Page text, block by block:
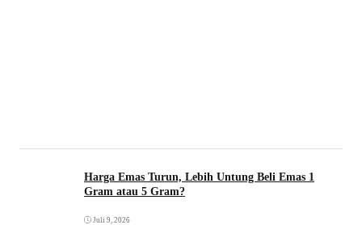
Harga Emas Turun, Lebih Untung Beli Emas 1
Gram atau 5 Gram?
Juli 9, 2026